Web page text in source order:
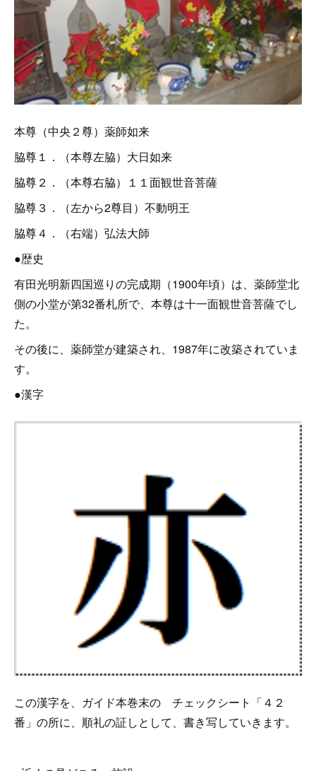
本尊（中央２尊）薬師如来
脇尊１．（本尊左脇）大日如来
脇尊２．（本尊右脇）１１面観世音菩薩
脇尊３．（左から2尊目）不動明王
脇尊４．（右端）弘法大師
●歴史
有田光明新四国巡りの完成期（1900年頃）は、薬師堂北
側の小堂が第32番札所で、本尊は十一面観世音菩薩でし
た。
その後に、薬師堂が建築され、1987年に改築されていま
す。
●漢字
この漢字を、ガイド本巻末の チェックシート「４２
番」の所に、順礼の証しとして、書き写していきます。